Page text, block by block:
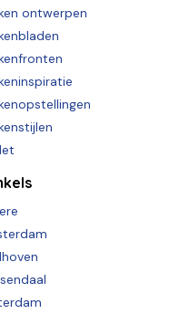
ontwerpen